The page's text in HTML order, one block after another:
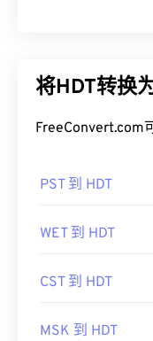
将HDT转换
FreeConvert.com
PST 到 HDT
WET 到 HDT
CST 到 HDT
MSK 到 HDT